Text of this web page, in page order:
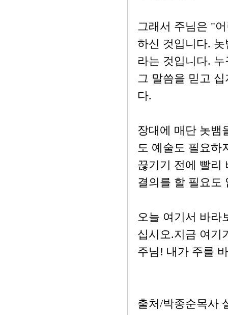
그래서 주님은 "
하신 것입니다.
라는 것입니다.
그 말씀을 믿고
다.
장대에 매단 놋뱀
도 예술도 필요하
끊기기 전에 빨리
결의를 할 필요도
오늘 여기서 바라
십시오.지금 여기
주님! 내가 주를
출처/박종순목사